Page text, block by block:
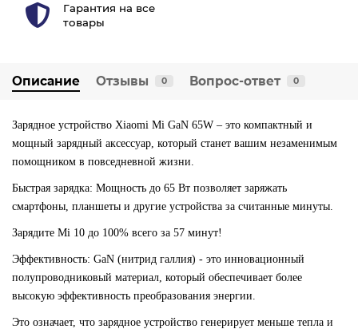
Гарантия на все
товары
Описание Отзывы 0 Вопрос-ответ 0
Зарядное устройство Xiaomi Mi GaN 65W – это компактный и
мощный зарядный аксессуар, который станет вашим незаменимым
помощником в повседневной жизни.
Быстрая зарядка: Мощность до 65 Вт позволяет заряжать
смартфоны, планшеты и другие устройства за считанные минуты.
Зарядите Mi 10 до 100% всего за 57 минут!
Эффективность: GaN (нитрид галлия) - это инновационный
полупроводниковый материал, который обеспечивает более
высокую эффективность преобразования энергии.
Это означает, что зарядное устройство генерирует меньше тепла и